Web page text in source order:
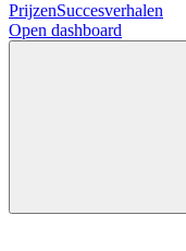
PrijzenSuccesverhalen
Open dashboard